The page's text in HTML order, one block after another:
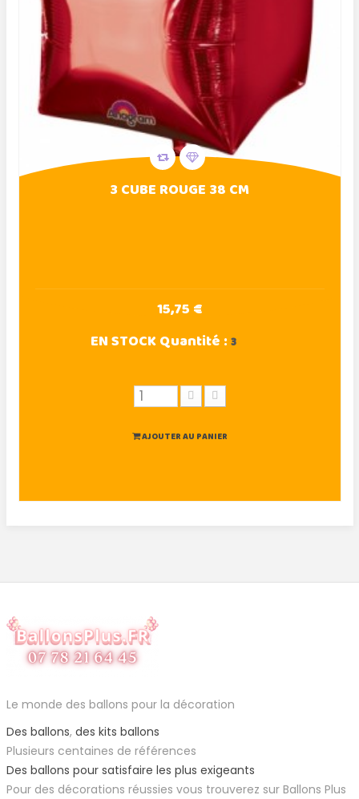
3 CUBE ROUGE 38 CM
15,75 €
EN STOCKQuantité : 3
AJOUTER AU PANIER
Le monde des ballons pour la décoration
Des ballons, des kits ballons
Plusieurs centaines de références
Des ballons pour satisfaire les plus exigeants
Pour des décorations réussies vous trouverez sur Ballons Plus